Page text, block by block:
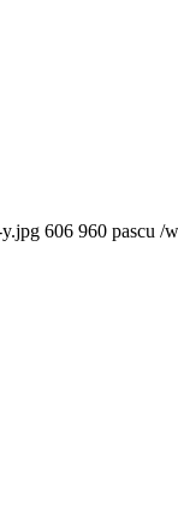
606 960 pascu /